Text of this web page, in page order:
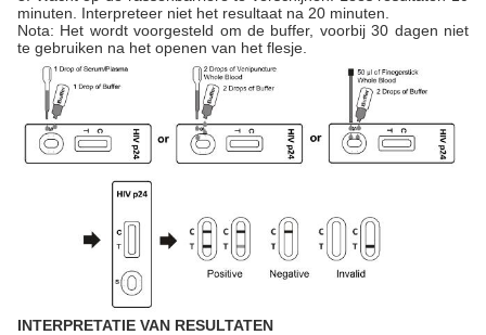
minuten. Interpreteer niet het resultaat na 20 minuten.
Nota: Het wordt voorgesteld om de buffer, voorbij 30 dagen niet
te gebruiken na het openen van het flesje.
INTERPRETATIE VAN RESULTATEN